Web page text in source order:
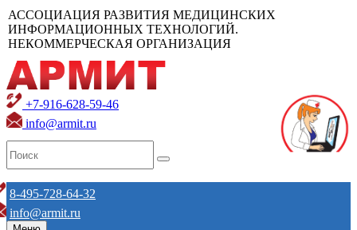
АССОЦИАЦИЯ РАЗВИТИЯ МЕДИЦИНСКИХ
ИНФОРМАЦИОННЫХ ТЕХНОЛОГИЙ.
НЕКОММЕРЧЕСКАЯ ОРГАНИЗАЦИЯ
+7-916-628-59-46
info@armit.ru
8-495-728-64-32
info@armit.ru